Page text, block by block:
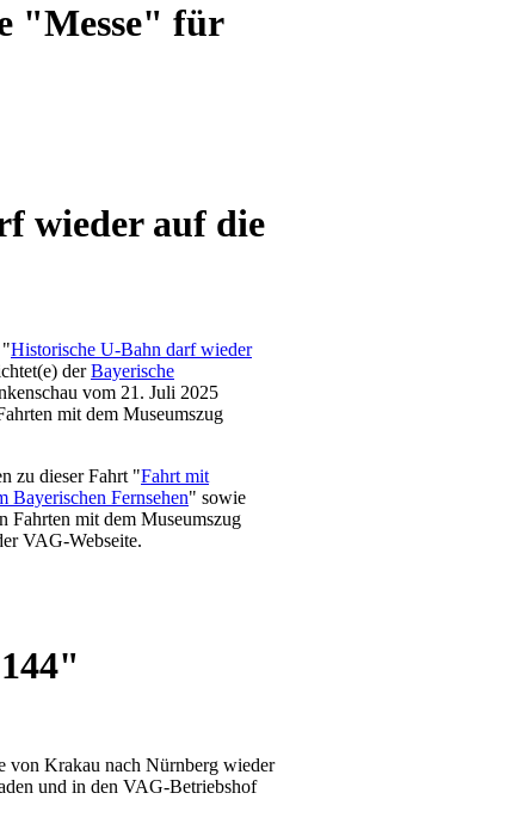
"Messe" für
wieder auf die
"Historische U-Bahn darf wieder
derBayerische
vom 21. Juli 2025
mit dem Museumszug
zu dieser Fahrt "Fahrt mit
Bayerischen Fernsehen" sowie
Fahrten mit dem Museumszug
VAG-Webseite.
von Krakau nach Nürnberg wieder
und in den VAG-Betriebshof